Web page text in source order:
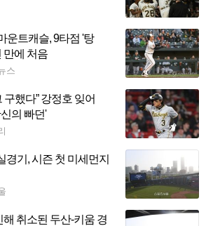
운트캐슬, 9타점 '탕
에 처음
스
했다” 강정호 잊어
의 빠던'
경기, 시즌 첫 미세먼지
취소된 두산-키움 경